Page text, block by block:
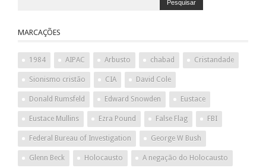
MARCAÇÕES
1984 AIPAC Arbusto chabad Cristandade
Sionismo cristão CIA David Cole
Donald Rumsfeld Edward Snowden Eustace
Eustace Mullins Ezra Pound False Flag FBI
Federal Bureau of Investigation George W Bush
Glenn Beck Holocausto A negação do Holocausto